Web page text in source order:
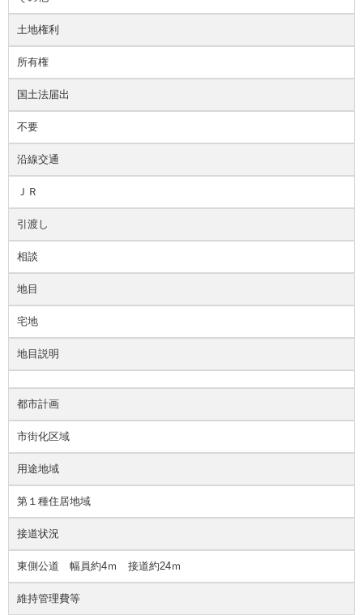
土地権利
所有権
国土法届出
不要
沿線交通
ＪＲ
引渡し
相談
地目
宅地
地目説明
都市計画
市街化区域
用途地域
第１種住居地域
接道状況
東側公道 幅員約4ｍ 接道約24ｍ
維持管理費等